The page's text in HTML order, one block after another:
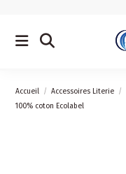
Accueil Accessoires Literie
100% coton Ecolabel